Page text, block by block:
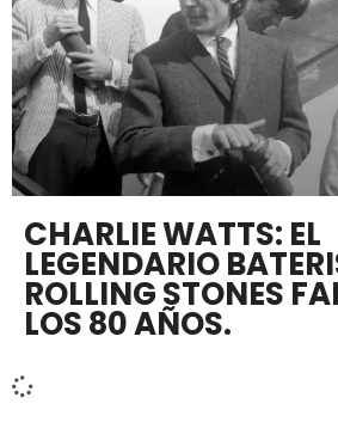
CHARLIE WATTS: EL
LEGENDARIO
ROLLING STONES
LOS 80 AÑOS.